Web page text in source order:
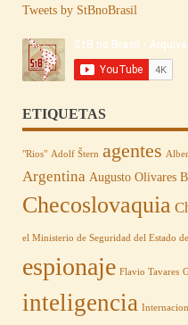
Tweets by StBnoBrasil
ETIQUETAS
"Rios" Adolf Štern agentes
Argentina Augusto Olivares
Checoslovaquia
el Ministerio de Seguridad del Estado
espionaje Flavio Tavares
inteligencia